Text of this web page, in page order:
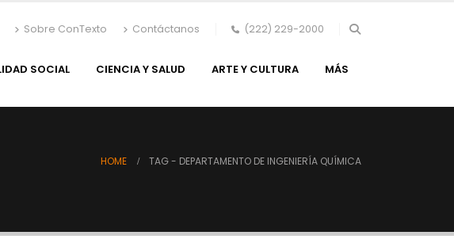
Sobre ConTexto Contáctanos (222) 229-2000
SOCIAL CIENCIA Y SALUD ARTE Y CULTURA MÁS
HOME TAG - DEPARTAMENTO DE INGENIERÍA QUÍMICA